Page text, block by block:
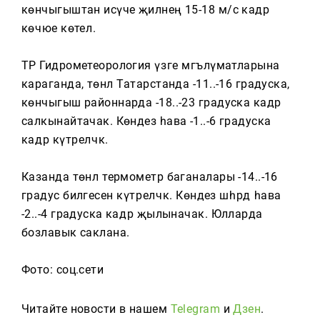
көнчыгыштан исүче җилнең 15-18 м/с кадәр
көчәюе көтелә.
ТР Гидрометеорология үзәге мәгълүматларына
караганда, төнлә Татарстанда -11..-16 градуска,
көнчыгыш районнарда -18..-23 градуска кадәр
салкынайтачак. Көндез һава -1..-6 градуска
кадәр күтәреләчәк.
Казанда төнлә термометр баганалары -14..-16
градус билгесенә күтәреләчәк. Көндез шәһәрдә һава
-2..-4 градуска кадәр җылыначак. Юлларда
бозлавык саклана.
Фото: соц.сети
Читайте новости в нашем Telegram иДзен.